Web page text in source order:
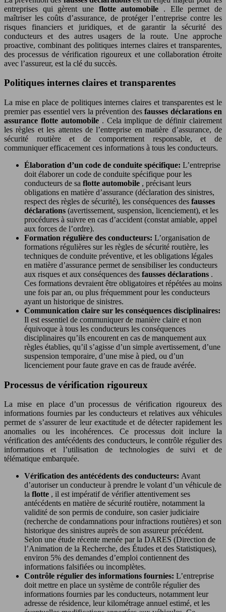
entreprises qui gèrent une flotte automobile . Elle permet de
maîtriser les coûts d’assurance, de protéger l’entreprise contre les
risques financiers et juridiques, et de garantir la sécurité des
conducteurs et des autres usagers de la route. Une approche
proactive, combinant des politiques internes claires et transparentes,
des processus de vérification rigoureux et une collaboration étroite
avec l’assureur, est la clé du succès.
Politiques internes claires et transparentes
La mise en place de politiques internes claires et transparentes est le
premier pas essentiel vers la prévention desfausses déclarations en
assurance flotte automobile . Cela implique de définir clairement
les règles et les attentes de l’entreprise en matière d’assurance, de
sécurité routière et de comportement responsable, et de
communiquer efficacement ces informations à tous les conducteurs.
Élaboration d’un code de conduite spécifique: L’entreprise
doit élaborer un code de conduite spécifique pour les
conducteurs de sa flotte automobile , précisant leurs
obligations en matière d’assurance (déclaration des sinistres,
respect des règles de sécurité), les conséquences des fausses
déclarations (avertissement, suspension, licenciement), et les
procédures à suivre en cas d’accident (constat amiable, appel
aux forces de l’ordre).
Formation régulière des conducteurs: L’organisation de
formations régulières sur les règles de sécurité routière, les
techniques de conduite préventive, et les obligations légales
en matière d’assurance permet de sensibiliser les conducteurs
aux risques et aux conséquences des fausses déclarations .
Ces formations devraient être obligatoires et répétées au moins
une fois par an, ou plus fréquemment pour les conducteurs
ayant un historique de sinistres.
Communication claire sur les conséquences disciplinaires:
Il est essentiel de communiquer de manière claire et non
équivoque à tous les conducteurs les conséquences
disciplinaires qu’ils encourent en cas de manquement aux
règles établies, qu’il s’agisse d’un simple avertissement, d’une
suspension temporaire, d’une mise à pied, ou d’un
licenciement pour faute grave en cas de fraude avérée.
Processus de vérification rigoureux
La mise en place d’un processus de vérification rigoureux des
informations fournies par les conducteurs et relatives aux véhicules
permet de s’assurer de leur exactitude et de détecter rapidement les
anomalies ou les incohérences. Ce processus doit inclure la
vérification des antécédents des conducteurs, le contrôle régulier des
informations et l’utilisation de technologies de suivi et de
télématique embarquée.
Vérification des antécédents des conducteurs: Avant
d’autoriser un conducteur à prendre le volant d’un véhicule de
la flotte , il est impératif de vérifier attentivement ses
antécédents en matière de sécurité routière, notamment la
validité de son permis de conduire, son casier judiciaire
(recherche de condamnations pour infractions routières) et son
historique des sinistres auprès de son assureur précédent.
Selon une étude récente menée par la DARES (Direction de
l’Animation de la Recherche, des Études et des Statistiques),
environ 5% des demandes d’emploi contiennent des
informations falsifiées ou incomplètes.
Contrôle régulier des informations fournies: L’entreprise
doit mettre en place un système de contrôle régulier des
informations fournies par les conducteurs, notamment leur
adresse de résidence, leur kilométrage annuel estimé, et les